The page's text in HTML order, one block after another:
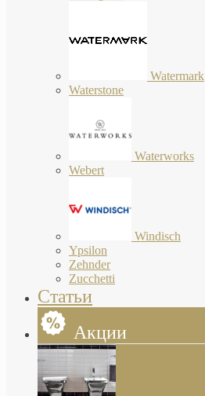
Watermark
Waterstone
Waterworks
Webert
Windisch
Ypsilon
Zehnder
Zucchetti
Статьи
Акции